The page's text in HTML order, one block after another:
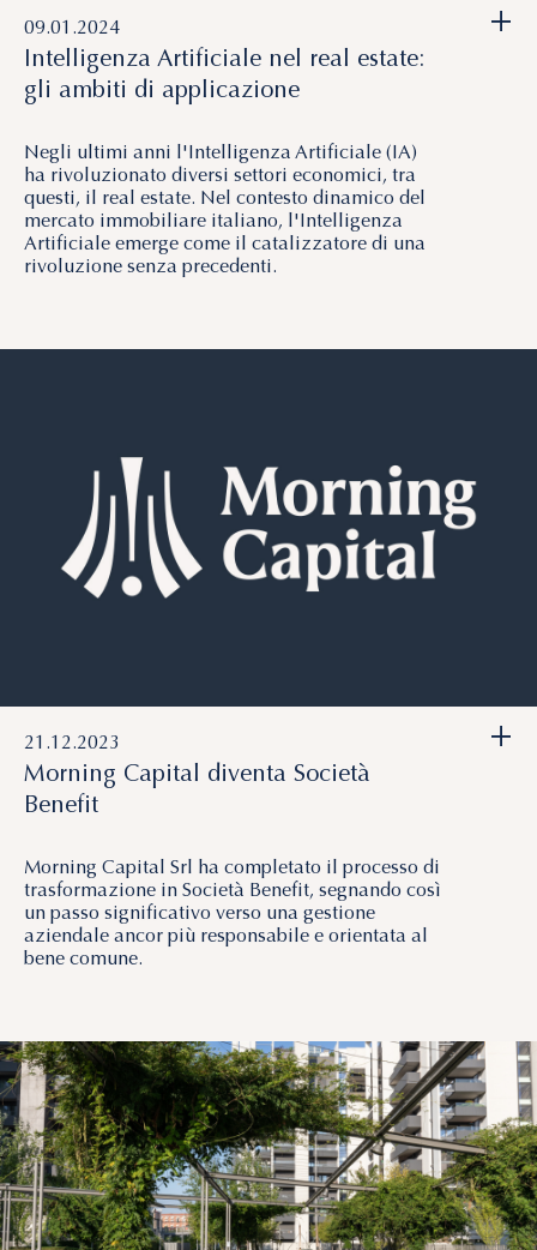
09.01.2024
Intelligenza Artificiale nel real estate:
gli ambiti di applicazione
Negli ultimi anni l'Intelligenza Artificiale (IA)
ha rivoluzionato diversi settori economici, tra
questi, il real estate. Nel contesto dinamico del
mercato immobiliare italiano, l'Intelligenza
Artificiale emerge come il catalizzatore di una
rivoluzione senza precedenti.
+
21.12.2023
Morning Capital diventa Società
Benefit
Morning Capital Srl ha completato il processo di
trasformazione in Società Benefit, segnando così
un passo significativo verso una gestione
aziendale ancor più responsabile e orientata al
bene comune.
+